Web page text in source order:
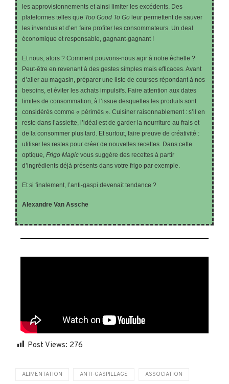
les approvisionnements et ainsi limiter les excédents. Des
plateformes telles que Too Good To Go leur permettent de sauver
les invendus et d’en faire profiter les consommateurs. Un deal
économique et responsable, gagnant-gagnant !
Et nous, alors ? Comment pouvons-nous agir à notre échelle ?
Peut-être en revenant à des gestes simples mais efficaces. Avant
d’aller au magasin, préparer une liste de courses répondant à nos
besoins, et éviter les achats impulsifs. Faire attention aux dates
limites de consommation, à l’issue desquelles les produits sont
considérés comme « périmés ». Cuisiner raisonnablement : s’il en
reste dans l’assiette, l’idéal est de garder la nourriture au frais et
de la consommer plus tard. Et surtout, faire preuve de créativité :
utiliser les restes pour créer de nouvelles recettes. Dans cette
optique, Frigo Magic vous suggère des recettes à partir
d’ingrédients déjà présents dans votre frigo par exemple.
Et si finalement, l’anti-gaspi devenait tendance ?
Alexandre Van Assche
Post Views: 276
ALIMENTATION ANTI-GASPILLAGE ASSOCIATION